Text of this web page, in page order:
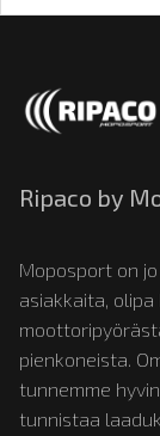
Ripaco by
Moposport on
asiakkaita,
pienkoneista.
tunnemme
tunnistaa